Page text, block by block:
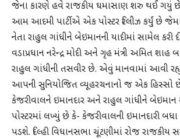
જેના કારણે હવે રાજકીય ઘમાસાણ શરુ થઈ ગયું
આમ આદમી પાર્ટીએ એક પોસ્ટર રિલીઝ કર્યું છે
નેતા રાહુલ ગાંધીને બેઇમાનની યાદીમાં સામેલ કરી
વડાપ્રધાન નરેન્દ્ર મોદી અને ગૃહ મંત્રી અમિત શાહ
રાહુલ ગાંધીની તસવીર છે. એવું માનવામાં આવી
આપની સુનિયોજિત વ્યૂહરચનાનો જ એક હિસ્સો
કેજરીવાલને ઇમાનદાર અને રાહુલ ગાંધીને બેઇમાન
પોસ્ટરમાં લખ્યું છે કે- કેજરીવાલની ઇમાનદારી
પડશે. દિલ્હી વિધાનસભા ચૂંટણીમાં રોજ રાજકીય